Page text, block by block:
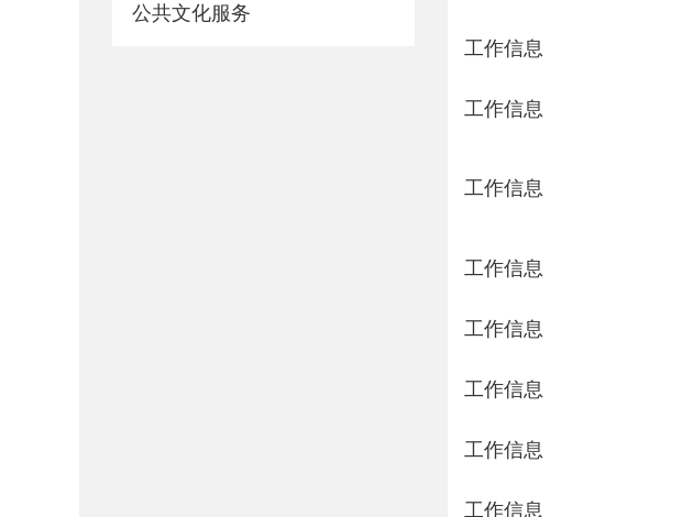
公共文化服务
工作信息
工作信息
工作信息
工作信息
工作信息
工作信息
工作信息
工作信息